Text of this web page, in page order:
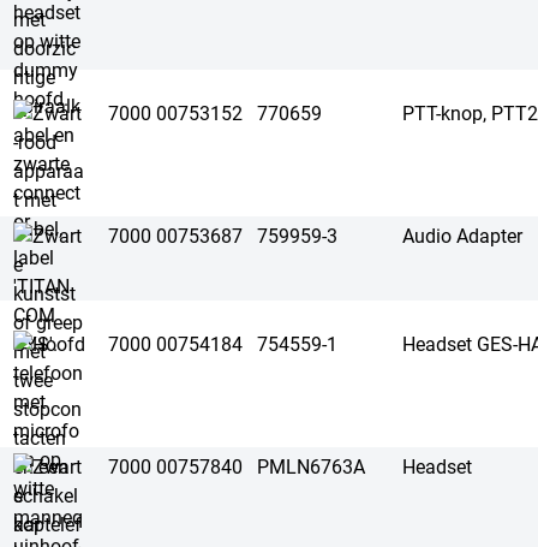
7000 00753152 770659 PTT-knop,
7000 00753687 759959-3 Audio Adapter
7000 00754184 754559-1 Headset GES-
7000 00757840 PMLN6763A Headset